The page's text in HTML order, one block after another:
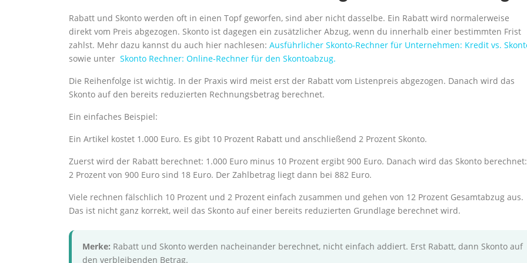
Rabatt und Skonto werden oft in einen Topf geworfen, sind aber nicht dasselbe. Ein Rabatt wird normalerweise
direkt vom Preis abgezogen. Skonto ist dagegen ein zusätzlicher Abzug, wenn du innerhalb einer bestimmten Frist
zahlst. Mehr dazu kannst du auch hier nachlesen: Ausführlicher Skonto-Rechner für Unternehmen: Kredit vs.
sowie unter Skonto Rechner: Online-Rechner für den Skontoabzug.
Die Reihenfolge ist wichtig. In der Praxis wird meist erst der Rabatt vom Listenpreis abgezogen. Danach wird das
Skonto auf den bereits reduzierten Rechnungsbetrag berechnet.
Ein einfaches Beispiel:
Ein Artikel kostet 1.000 Euro. Es gibt 10 Prozent Rabatt und anschließend 2 Prozent Skonto.
Zuerst wird der Rabatt berechnet: 1.000 Euro minus 10 Prozent ergibt 900 Euro. Danach wird das Skonto berechnet:
2 Prozent von 900 Euro sind 18 Euro. Der Zahlbetrag liegt dann bei 882 Euro.
Viele rechnen fälschlich 10 Prozent und 2 Prozent einfach zusammen und gehen von 12 Prozent Gesamtabzug aus.
Das ist nicht ganz korrekt, weil das Skonto auf einer bereits reduzierten Grundlage berechnet wird.
Merke: Rabatt und Skonto werden nacheinander berechnet, nicht einfach addiert. Erst Rabatt, dann Skonto auf
den verbleibenden Betrag.